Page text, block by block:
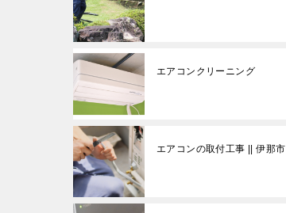
エアコンクリーニング
エアコンの取付工事 || 伊那市